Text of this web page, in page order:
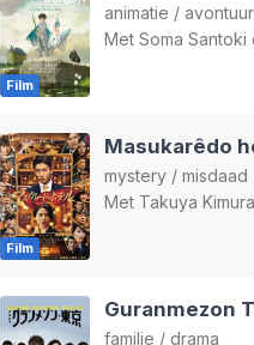
Film
animatie / avontuur
Met Soma Santoki
Film
Masukarêdo
mystery / misdaad
Met Takuya Kimura
Guranmezon
familie / drama